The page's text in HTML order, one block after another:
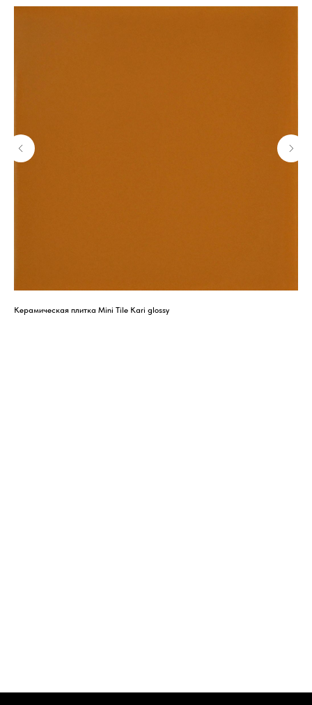
Керамическая плитка Mini Tile Kari glossy